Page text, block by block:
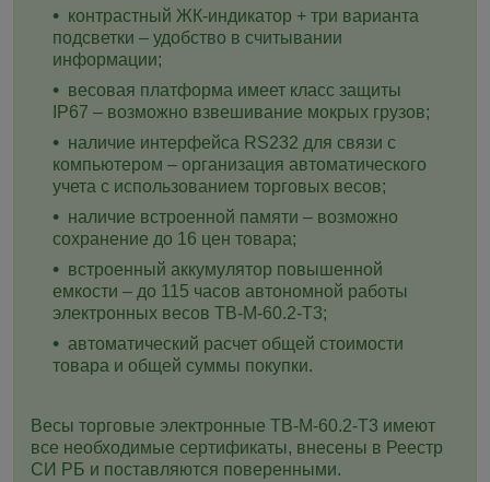
контрастный ЖК-индикатор + три варианта
подсветки – удобство в считывании
информации;
весовая платформа имеет класс защиты
IP67 – возможно взвешивание мокрых грузов;
наличие интерфейса RS232 для связи с
компьютером – организация автоматического
учета с использованием торговых весов;
наличие встроенной памяти – возможно
сохранение до 16 цен товара;
встроенный аккумулятор повышенной
емкости – до 115 часов автономной работы
электронных весов ТВ-M-60.2-T3;
автоматический расчет общей стоимости
товара и общей суммы покупки.
Весы торговые электронные ТВ-M-60.2-T3 имеют
все необходимые сертификаты, внесены в Реестр
СИ РБ и поставляются поверенными.